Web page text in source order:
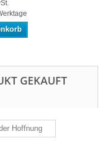
GEKAUFT